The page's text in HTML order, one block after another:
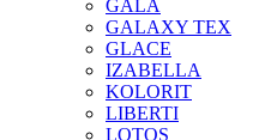
GALA
GALAXY TEX
GLACE
IZABELLA
KOLORIT
LIBERTI
LOTOS